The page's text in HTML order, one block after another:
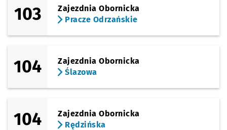
103
Zajezdnia Obornicka
Pracze Odrzańskie
104
Zajezdnia Obornicka
Ślazowa
104
Zajezdnia Obornicka
Rędzińska